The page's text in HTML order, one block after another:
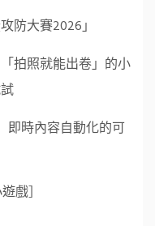
防大賽2026」
拍照就能出卷」的小
即時內容自動化的可
戲］